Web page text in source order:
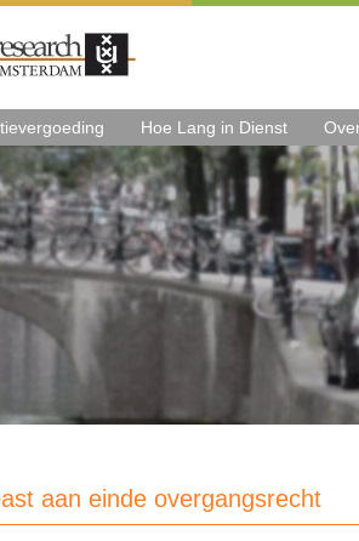
Hoe Lang in Dienst
aan einde overgangsrecht